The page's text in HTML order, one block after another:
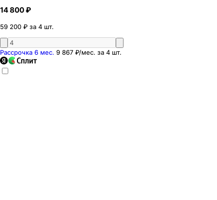
14 800 ₽
59 200 ₽ за 4 шт.
Рассрочка 6 мес. 9 867 ₽/мес. за 4 шт.